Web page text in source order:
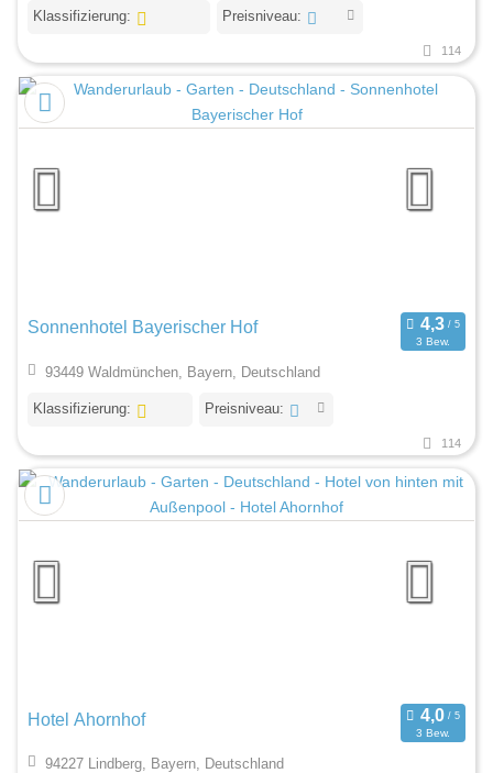
Klassifizierung: Preisniveau:
114
Sonnenhotel Bayerischer Hof
3 Bew.
93449 Waldmünchen, Bayern, Deutschland
Klassifizierung: Preisniveau:
114
Hotel Ahornhof
3 Bew.
94227 Lindberg, Bayern, Deutschland